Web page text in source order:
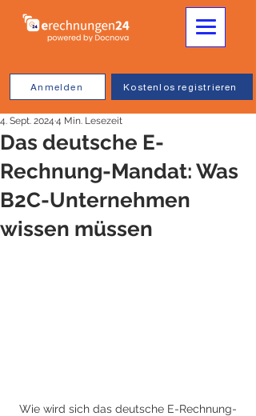
Kostenlos registrieren
Anmelden
Das deutsche E-
Rechnung-Mandat: Was
B2C-Unternehmen
wissen müssen
4. Sept. 2024 4 Min. Lesezeit
Wie wird sich das deutsche E-Rechnung-